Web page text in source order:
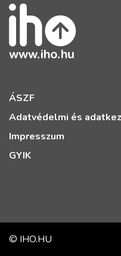
ÁSZF
Adatvédelmi és
Impresszum
GYIK
© IHO.HU